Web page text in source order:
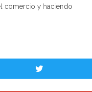
comercio y haciendo